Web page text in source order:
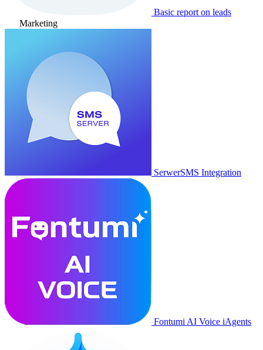
Basic report on leads
Marketing
SerwerSMS Integration
Fontumi AI Voice iAgents